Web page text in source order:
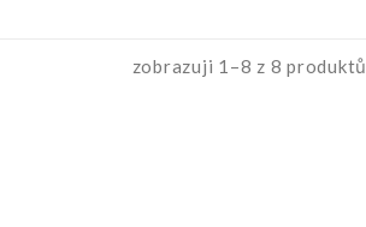
zobrazuji 1–8 z 8 produktů